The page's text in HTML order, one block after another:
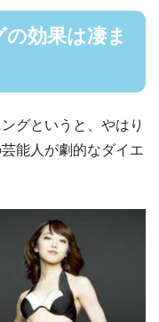
効果は凄ま
グというと、やはり
能人が劇的なダイエ